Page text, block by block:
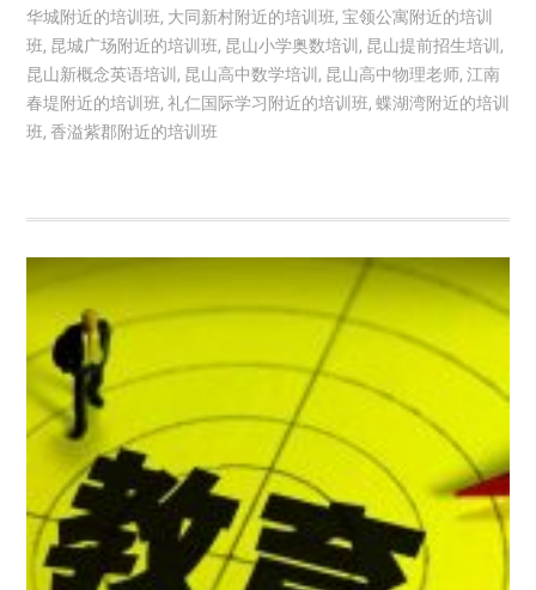
华城附近的培训班, 大同新村附近的培训班, 宝领公寓附近的培训
班, 昆城广场附近的培训班, 昆山小学奥数培训 , 昆山提前招生培训 ,
昆山新概念英语培训 , 昆山高中数学培训 , 昆山高中物理老师, 江南
春堤附近的培训班, 礼仁国际学习附近的培训班, 蝶湖湾附近的培训
班, 香溢紫郡附近的培训班